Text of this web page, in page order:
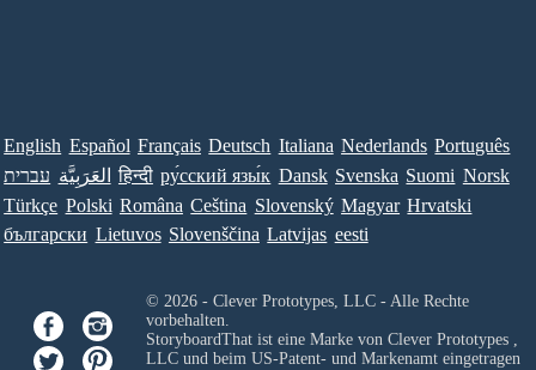
English Español Français Deutsch Italiana Nederlands Português
עברית العَرَبِيَّة हिन्दी ру́сский язы́к Dansk Svenska Suomi Norsk
Türkçe Polski Româna Ceština Slovenský Magyar Hrvatski
български Lietuvos Slovenščina Latvijas eesti
© 2026 - Clever Prototypes, LLC - Alle Rechte
vorbehalten.
StoryboardThat ist eine Marke von Clever Prototypes ,
LLCund beim US-Patent- und Markenamt eingetragen